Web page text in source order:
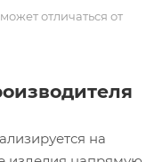
отличаться от
на